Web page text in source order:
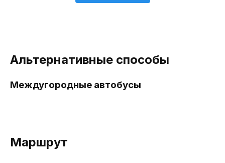
Альтернативные способы
Междугородные автобусы
Маршрут